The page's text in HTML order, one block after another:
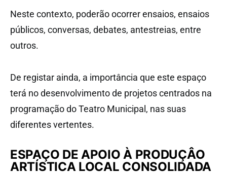
Neste contexto, poderão ocorrer ensaios, ensaios
públicos, conversas, debates, antestreias, entre
outros.
De registar ainda, a importância que este espaço
terá no desenvolvimento de projetos centrados na
programação do Teatro Municipal, nas suas
diferentes vertentes.
ESPAÇO DE APOIO À PRODUÇÂO
ARTÍSTICA LOCAL CONSOLIDADA